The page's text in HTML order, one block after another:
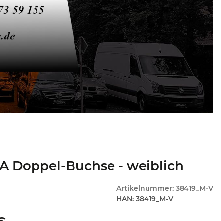
Doppel-Buchse - weiblich
Artikelnummer: 38419_M-V
HAN: 38419_M-V